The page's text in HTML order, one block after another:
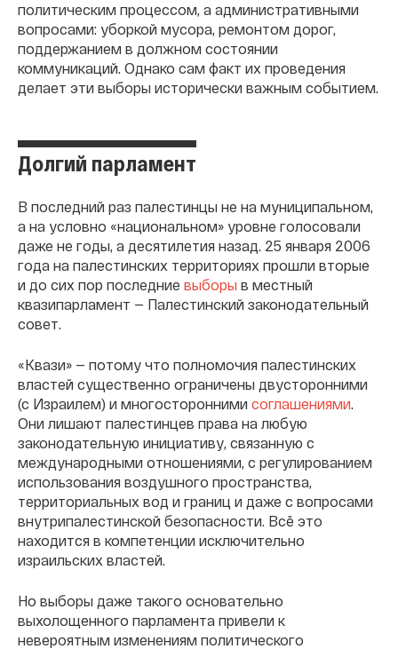
политическим процессом, а административными
вопросами: уборкой мусора, ремонтом дорог,
поддержанием в должном состоянии
коммуникаций. Однако сам факт их проведения
делает эти выборы исторически важным событием.
Долгий парламент
В последний раз палестинцы не на муниципальном,
а на условно «национальном» уровне голосовали
даже не годы, а десятилетия назад. 25 января 2006
года на палестинских территориях прошли вторые
и до сих пор последние выборы в местный
квазипарламент — Палестинский законодательный
совет.
«Квази» — потому что полномочия палестинских
властей существенно ограничены двусторонними
(с Израилем) и многосторонними соглашениями.
Они лишают палестинцев права на любую
законодательную инициативу, связанную с
международными отношениями, с регулированием
использования воздушного пространства,
территориальных вод и границ и даже с вопросами
внутрипалестинской безопасности. Всё это
находится в компетенции исключительно
израильских властей.
Но выборы даже такого основательно
выхолощенного парламента привели к
невероятным изменениям политического